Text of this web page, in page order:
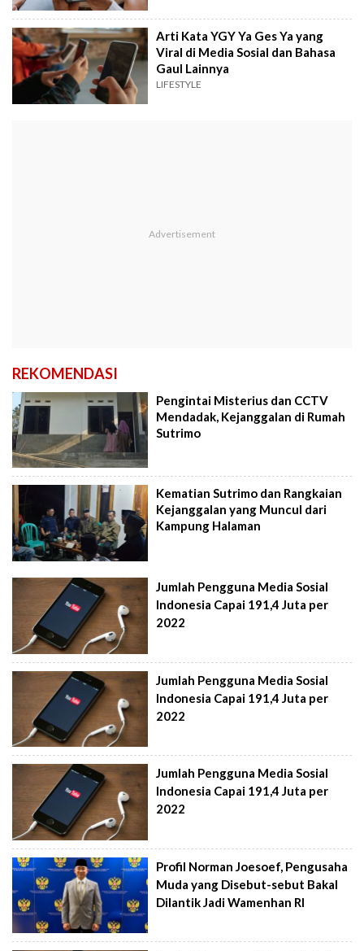
Arti Kata YGY Ya Ges Ya yang
Viral di Media Sosial dan Bahasa
Gaul Lainnya
LIFESTYLE
REKOMENDASI
Pengintai Misterius dan CCTV
Mendadak, Kejanggalan di Rumah
Sutrimo
Kematian Sutrimo dan Rangkaian
Kejanggalan yang Muncul dari
Kampung Halaman
Jumlah Pengguna Media Sosial
Indonesia Capai 191,4 Juta per
2022
Jumlah Pengguna Media Sosial
Indonesia Capai 191,4 Juta per
2022
Jumlah Pengguna Media Sosial
Indonesia Capai 191,4 Juta per
2022
Profil Norman Joesoef, Pengusaha
Muda yang Disebut-sebut Bakal
Dilantik Jadi Wamenhan RI